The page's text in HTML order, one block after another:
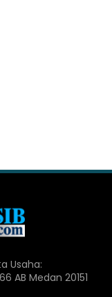
Usaha:
AB Medan 20151